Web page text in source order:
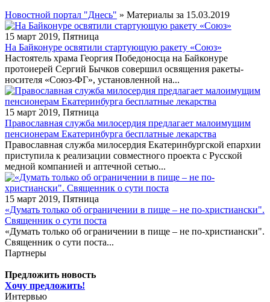
Новостной портал "Днесь" » Материалы за 15.03.2019
15 март 2019, Пятница
На Байконуре освятили стартующую ракету «Союз»
Настоятель храма Георгия Победоносца на Байконуре
протоиерей Сергий Бычков совершил освящения ракеты-
носителя «Союз-ФГ», установленной на...
15 март 2019, Пятница
Православная служба милосердия предлагает малоимущим
пенсионерам Екатеринбурга бесплатные лекарства
Православная служба милосердия Екатеринбургской епархии
приступила к реализации совместного проекта с Русской
медной компанией и аптечной сетью...
15 март 2019, Пятница
«Думать только об ограничении в пище – не по-христиански".
Священник о сути поста
«Думать только об ограничении в пище – не по-христиански".
Священник о сути поста...
Партнеры
Предложить новость
Хочу предложить!
Интервью